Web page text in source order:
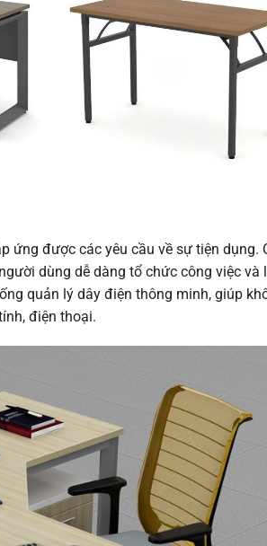
ứng được các yêu cầu về sự tiện dụng.
dùng dễ dàng tổ chức công việc và
quản lý dây điện thông minh, giúp
điện thoại.